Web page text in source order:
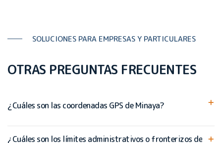
SOLUCIONES PARA EMPRESAS Y PARTICULARES
OTRAS PREGUNTAS FRECUENTES
¿Cuáles son las coordenadas GPS de Minaya?
¿Cuáles son los límites administrativos o fronterizos de